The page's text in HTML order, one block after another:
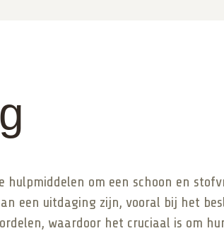
hulpmiddelen om een schoon en
een uitdaging zijn, vooral bij het
waardoor het cruciaal is om